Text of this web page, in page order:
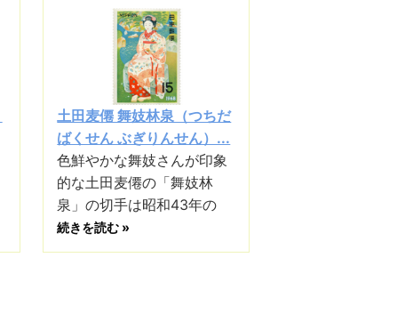
土田麦僊 舞妓林泉（つちだ
ばくせん ぶぎりんせん）...
色鮮やかな舞妓さんが印象
的な土田麦僊の「舞妓林
泉」の切手は昭和43年の
続きを読む »